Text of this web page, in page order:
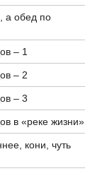
а обед по
– 1
– 2
– 3
в «реке жизни»
кони, чуть